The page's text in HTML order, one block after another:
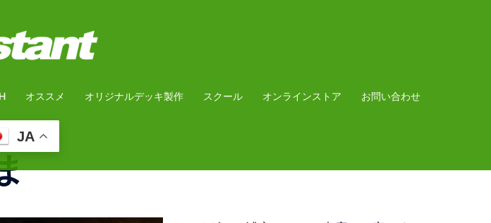
オススメ オリジナルデッキ製作 スクール オンラインストア お問い合わせ
JA